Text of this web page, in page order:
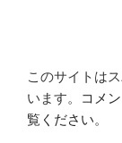
このサイトは
います。
コメ
覧ください。